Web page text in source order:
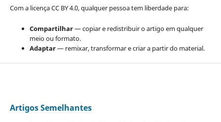
Com a licença CC BY 4.0, qualquer pessoa tem liberdade para:
Compartilhar— copiar e redistribuir o artigo em qualquer
meio ou formato.
Adaptar— remixar, transformar e criar a partir do material.
Artigos Semelhantes